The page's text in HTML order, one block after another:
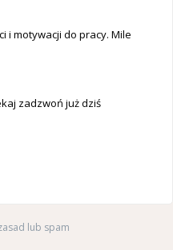
i motywacji do pracy. Mile
zadzwoń już dziś
lub spam